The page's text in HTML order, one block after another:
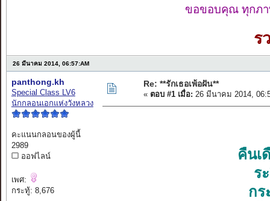
ขอขอบคุณ ทุกภา
ร
26 มีนาคม 2014, 06:57:AM
panthong.kh
Special Class LV6
นักกลอนเอกแห่งวังหลวง
คะแนนกลอนของผู้นี้
2989
ออฟไลน์
เพศ:
กระทู้: 8,676
Re: **รักเธอเพ้อฝัน**
« ตอบ #1 เมื่อ: 26 มีนาคม 2014,
คืนเ
ร
กร